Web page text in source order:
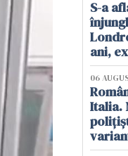
S-a
ani,
06
Italia.